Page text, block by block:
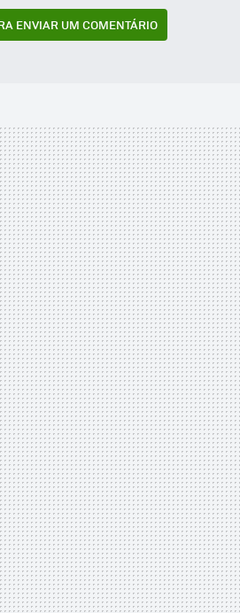
ENVIAR UM COMENTÁRIO